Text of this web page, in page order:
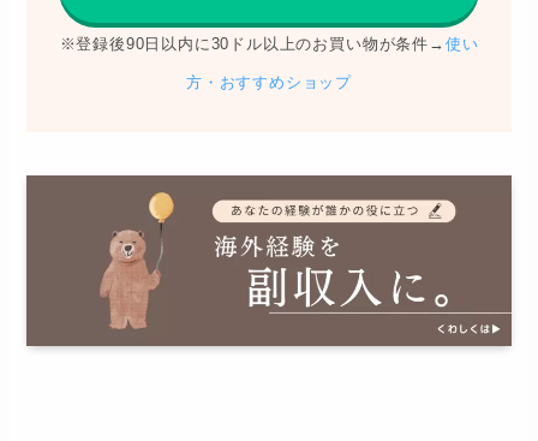
※登録後90日以内に30ドル以上のお買い物が条件→ 使い
方・おすすめショップ